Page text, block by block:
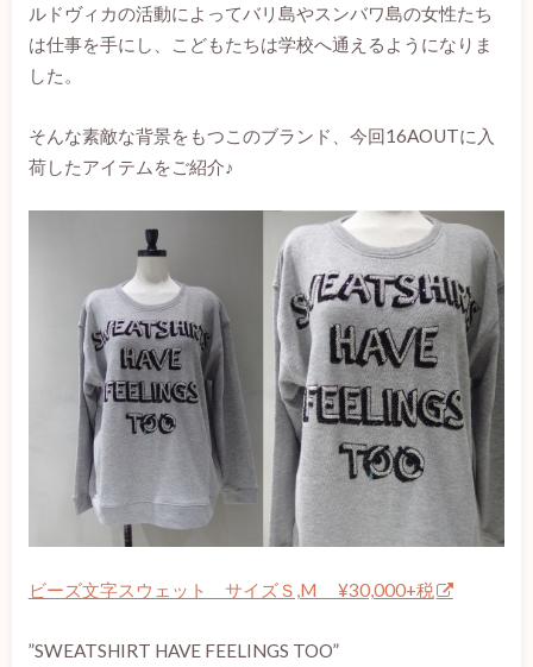
ルドヴィカの活動によってバリ島やスンバワ島の女性たち
は仕事を手にし、こどもたちは学校へ通えるようになりま
した。
そんな素敵な背景をもつこのブランド、今回16AOUTに入
荷したアイテムをご紹介♪
ビーズ文字スウェット サイズＳ,M ¥30,000+税
”SWEATSHIRT HAVE FEELINGS TOO”